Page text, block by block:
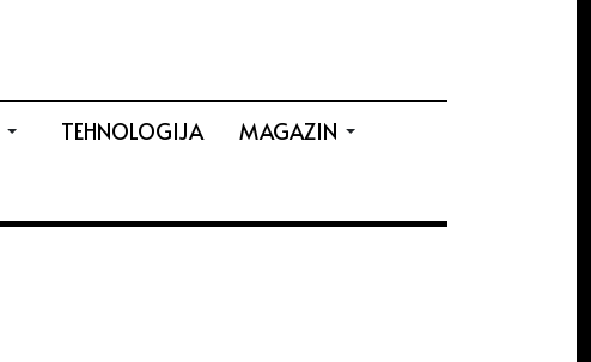
TEHNOLOGIJA
MAGAZIN